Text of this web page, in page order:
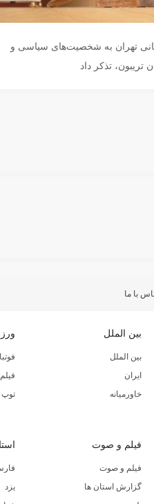
تهران به شخصیت‌های سیاسی و
تریبون، تذکر داد
با ما
بین الملل
بین الملل
ایران
خاورمیانه
توپ
فیلم و صوت
فیلم و صوت
گزارش استان ها
یزد